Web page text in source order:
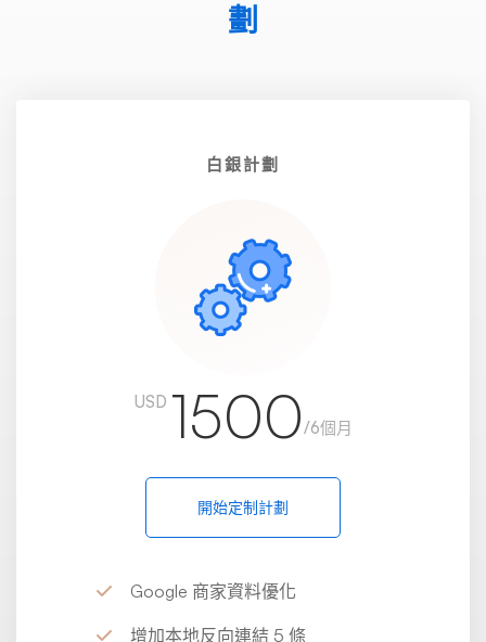
劃
白銀計劃
USD 1500/6個月
開始定制計劃
Google 商家資料優化
增加本地反向連結 5 條